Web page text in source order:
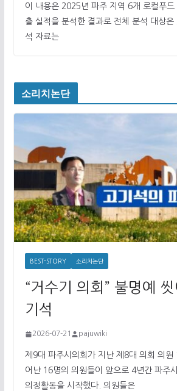
이 내용은 2025년 파주 지역 6개 로컬푸드
출 실적을 분석한 결과로 전체 분석 대상
석 자료는
소리치논단
BEST-STORY 소리치논단
“거수기 의회” 불명예
기석
2026-07-21 pajuwiki
제9대 파주시의회가 지난 제8대 의회 의원
어난 16명의 의원들이 앞으로 4년간 파주
의정활동을 시작했다. 의원들은